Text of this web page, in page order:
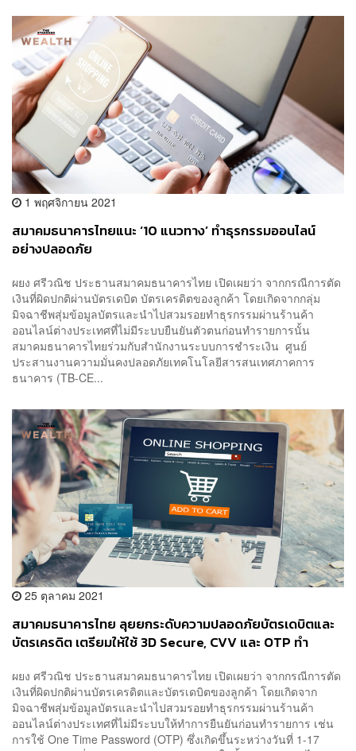
1 พฤศจิกายน 2021
สมาคมธนาคารไทยแนะ ‘10 แนวทาง’ ทำธุรกรรมออนไลน์
อย่างปลอดภัย
ผยง ศรีวณิช ประธานสมาคมธนาคารไทย เปิดเผยว่า จากกรณีการตัด
เงินที่ผิดปกติผ่านบัตรเดบิต บัตรเครดิตของลูกค้า โดยเกิดจากกลุ่ม
มิจฉาชีพสุ่มข้อมูลบัตรและนำไปสวมรอยทำธุรกรรมผ่านร้านค้า
ออนไลน์ต่างประเทศที่ไม่มีระบบยืนยันตัวตนก่อนทำรายการนั้น
สมาคมธนาคารไทยร่วมกับสำนักงานระบบการชำระเงิน ศูนย์
ประสานงานความมั่นคงปลอดภัยเทคโนโลยีสารสนเทศภาคการ
ธนาคาร (TB-CE...
25 ตุลาคม 2021
สมาคมธนาคารไทย ลุยยกระดับความปลอดภัยบัตรเดบิตและ
บัตรเครดิต เตรียมให้ใช้ 3D Secure, CVV และ OTP ทำ
ผยง ศรีวณิช ประธานสมาคมธนาคารไทย เปิดเผยว่า จากกรณีการตัด
เงินที่ผิดปกติผ่านบัตรเครดิตและบัตรเดบิตของลูกค้า โดยเกิดจาก
มิจฉาชีพสุ่มข้อมูลบัตรและนำไปสวมรอยทำธุรกรรมผ่านร้านค้า
ออนไลน์ต่างประเทศที่ไม่มีระบบให้ทำการยืนยันก่อนทำรายการ เช่น
การใช้ One Time Password (OTP) ซึ่งเกิดขึ้นระหว่างวันที่ 1-17